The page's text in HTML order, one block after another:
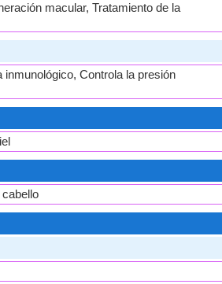
macular, Tratamiento de la
Controla la presión